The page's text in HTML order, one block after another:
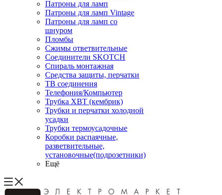
Патроны для ламп
Патроны для ламп Vintage
Патроны для ламп со
шнуром
Пломбы
Сжимы ответвительные
Соединители SKOTCH
Спираль монтажная
Средства защиты, перчатки
ТВ соединения
Телефония/Компьютер
Трубка ХВТ (кембрик)
Трубки и перчатки холодной
усадки
Трубки термоусадочные
Коробки распаячные,
разветвительные,
установочные(подрозетники)
Ещё